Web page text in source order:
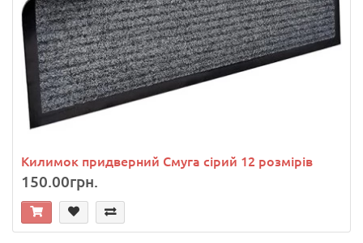
Килимок придверний Смуга сірий 12 розмірів
150.00грн.